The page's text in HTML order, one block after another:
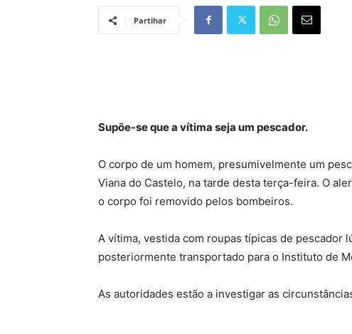
Partihar
Supõe-se que a vítima seja um pescador.
O corpo de um homem, presumivelmente um
Viana do Castelo, na tarde desta terça-feira. O
o corpo foi removido pelos bombeiros.
A vítima, vestida com roupas típicas de pescador
posteriormente transportado para o Instituto de
As autoridades estão a investigar as